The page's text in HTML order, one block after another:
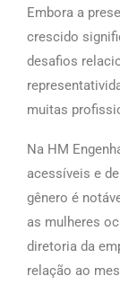
Embora a
crescido
desafios
muitas
Na HM
acessíveis e
gênero é
as mulheres
diretoria da
relação ao